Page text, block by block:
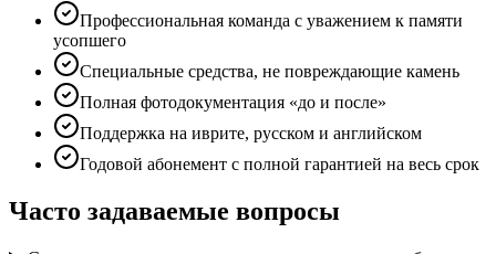
Профессиональная команда с уважением к памяти
усопшего
Специальные средства, не повреждающие камень
Полная фотодокументация «до и после»
Поддержка на иврите, русском и английском
Годовой абонемент с полной гарантией на весь срок
Часто задаваемые вопросы